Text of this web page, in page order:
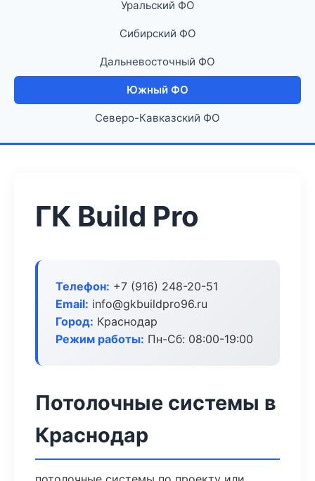
Уральский ФО
Сибирский ФО
Дальневосточный ФО
Южный ФО
Северо-Кавказский ФО
ГК Build Pro
Телефон: +7 (916) 248-20-51
Email: info@gkbuildpro96.ru
Город: Краснодар
Режим работы: Пн-Сб: 08:00-19:00
Потолочные системы в
Краснодар